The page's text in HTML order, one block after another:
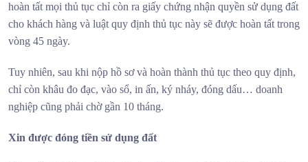
hoàn tất mọi thủ tục chỉ còn ra giấy chứng nhận quyền sử dụng đất
cho khách hàng và luật quy định thủ tục này sẽ được hoàn tất trong
vòng 45 ngày.
Tuy nhiên, sau khi nộp hồ sơ và hoàn thành thủ tục theo quy định,
chỉ còn khâu đo đạc, vào sổ, in ấn, ký nháy, đóng dấu… doanh
nghiệp cũng phải chờ gần 10 tháng.
Xin được đóng tiền sử dụng đất